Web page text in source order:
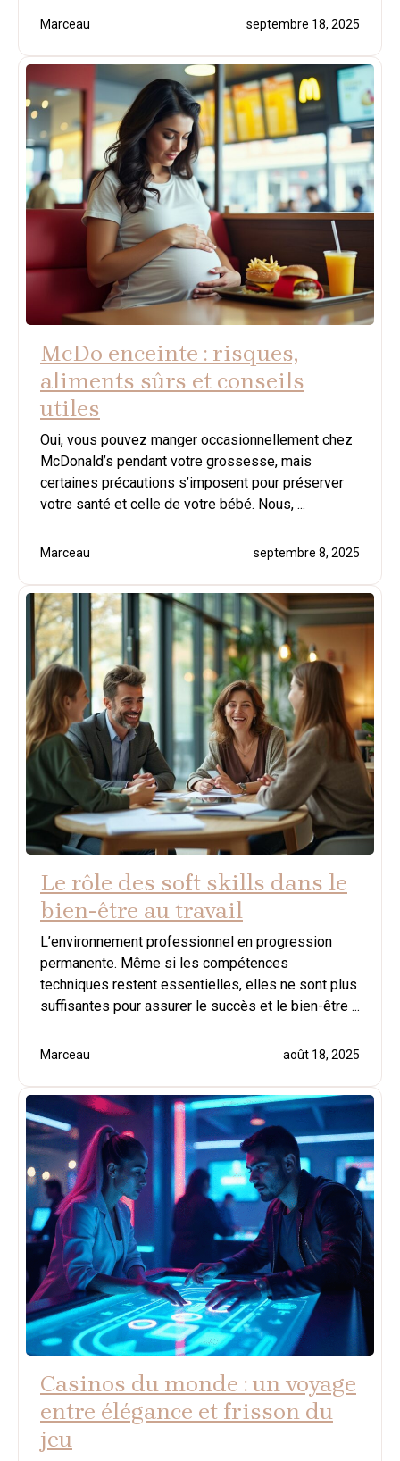
Marceau septembre 18, 2025
McDo enceinte : risques,
aliments sûrs et conseils
utiles
Oui, vous pouvez manger occasionnellement chez
McDonald’s pendant votre grossesse, mais
certaines précautions s’imposent pour préserver
votre santé et celle de votre bébé. Nous, ...
Marceau septembre 8, 2025
Le rôle des soft skills dans le
bien-être au travail
L’environnement professionnel en progression
permanente. Même si les compétences
techniques restent essentielles, elles ne sont plus
suffisantes pour assurer le succès et le bien-être ...
Marceau août 18, 2025
Casinos du monde : un voyage
entre élégance et frisson du
jeu